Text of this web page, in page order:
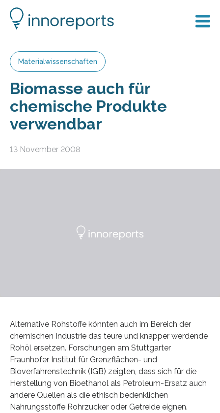
Materialwissenschaften
Biomasse auch für
chemische Produkte
verwendbar
13 November 2008
Alternative Rohstoffe könnten auch im Bereich der
chemischen Industrie das teure und knapper werdende
Rohöl ersetzen. Forschungen am Stuttgarter
Fraunhofer Institut für Grenzflächen- und
Bioverfahrenstechnik (IGB) zeigten, dass sich für die
Herstellung von Bioethanol als Petroleum-Ersatz auch
andere Quellen als die ethisch bedenklichen
Nahrungsstoffe Rohrzucker oder Getreide eignen.